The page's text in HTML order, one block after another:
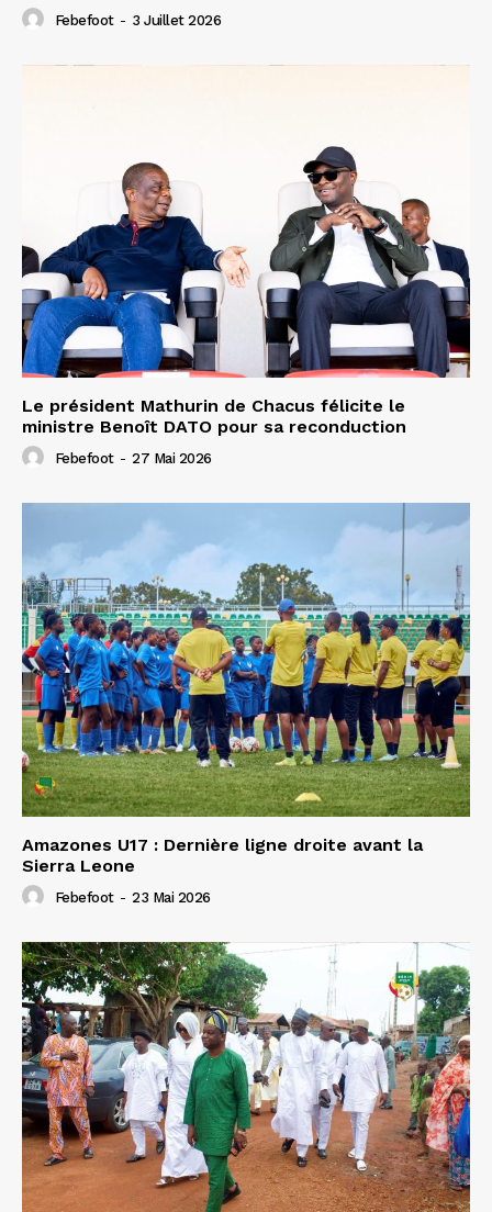
Febefoot - 3 Juillet 2026
Le président Mathurin de Chacus félicite le
ministre Benoît DATO pour sa reconduction
Febefoot - 27 Mai 2026
Amazones U17 : Dernière ligne droite avant la
Sierra Leone
Febefoot - 23 Mai 2026